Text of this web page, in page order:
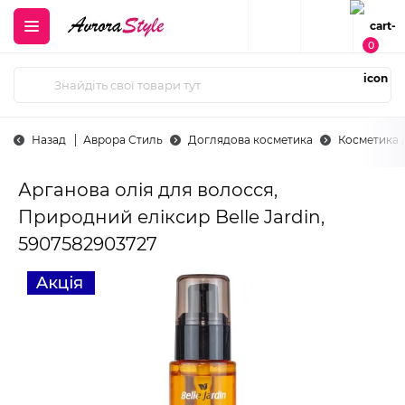
0
Назад Аврора Стиль Доглядова косметика Косметика
Арганова олія для волосся,
Природний еліксир Belle Jardin,
5907582903727